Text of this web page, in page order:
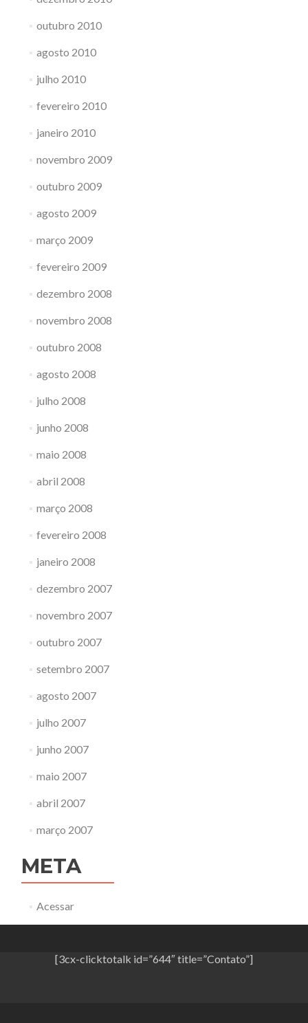
outubro 2010
agosto 2010
julho 2010
fevereiro 2010
janeiro 2010
novembro 2009
outubro 2009
agosto 2009
março 2009
fevereiro 2009
dezembro 2008
novembro 2008
outubro 2008
agosto 2008
julho 2008
junho 2008
maio 2008
abril 2008
março 2008
fevereiro 2008
janeiro 2008
dezembro 2007
novembro 2007
outubro 2007
setembro 2007
agosto 2007
julho 2007
junho 2007
maio 2007
abril 2007
março 2007
META
Acessar
[3cx-clicktotalk id=”644″ title=”Contato”]